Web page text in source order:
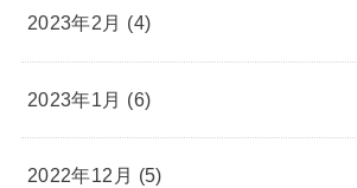
2023年2月 (4)
2023年1月 (6)
2022年12月 (5)